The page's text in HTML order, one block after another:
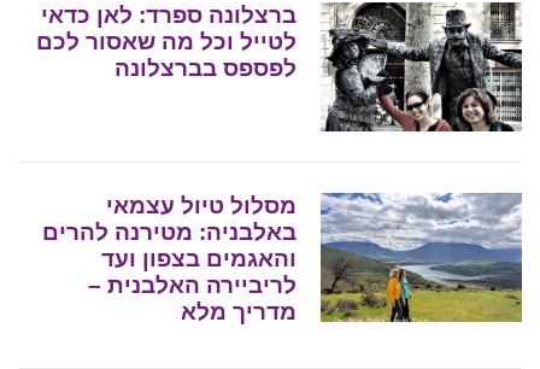
ברצלונה ספרד: לאן כדאי
לטייל וכל מה שאסור לכם
לפספס בברצלונה
מסלול טיול עצמאי
באלבניה: מטירנה להרים
והאגמים בצפון ועד
לריביירה האלבנית –
מדריך מלא